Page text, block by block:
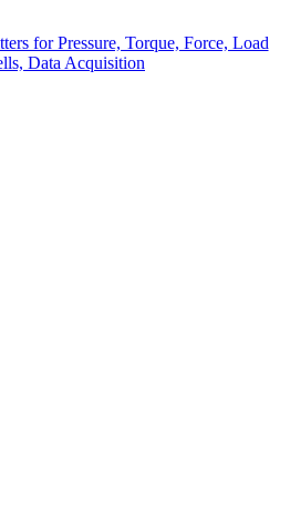
for Pressure, Torque, Force, Load
Data Acquisition